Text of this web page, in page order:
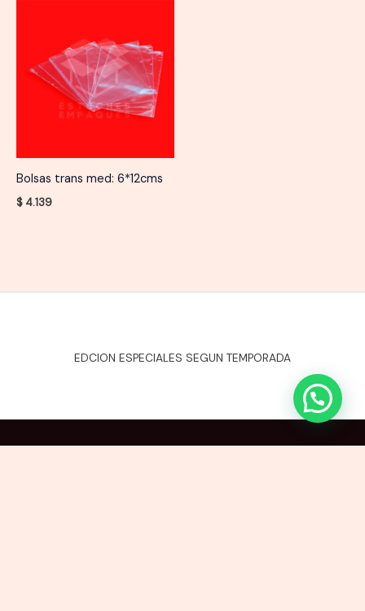
Bolsas trans med: 6*12cms
$ 4.139
EDCION ESPECIALES SEGUN TEMPORADA